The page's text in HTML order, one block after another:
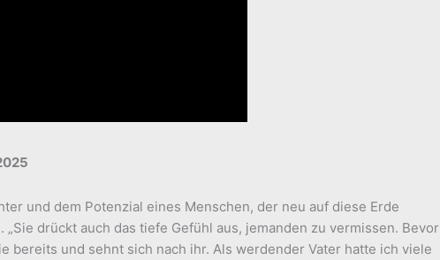
und dem Potenzial eines Menschen, der neu auf diese Erde
„Sie drückt auch das tiefe Gefühl aus, jemanden zu vermissen. Bevor
bereits und sehnt sich nach ihr. Als werdender Vater hatte ich viele